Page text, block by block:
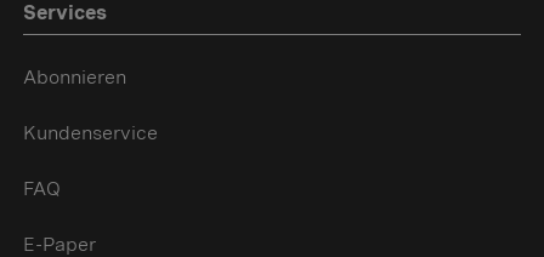
Services
Abonnieren
Kundenservice
FAQ
E-Paper